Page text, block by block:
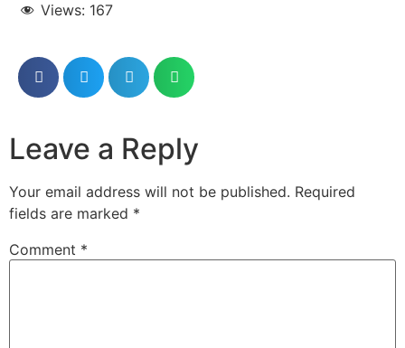
Views: 167
Leave a Reply
Your email address will not be published. Required
fields are marked *
Comment *